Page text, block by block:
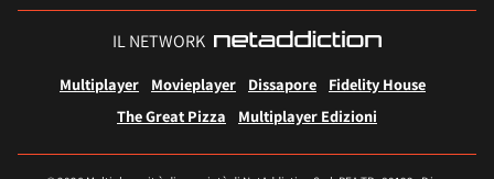
IL NETWORK
Multiplayer Movieplayer Dissapore
Fidelity House
The Great Pizza
Multiplayer Edizioni